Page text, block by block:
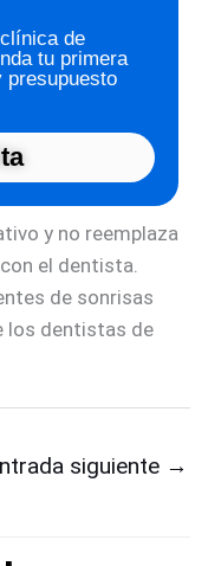
de
tu primera
presupuesto
y no reemplaza
el dentista.
de sonrisas
los dentistas de
siguiente →